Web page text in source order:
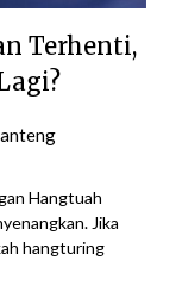
Terhenti,
Hangtuah
Jika
hangturing